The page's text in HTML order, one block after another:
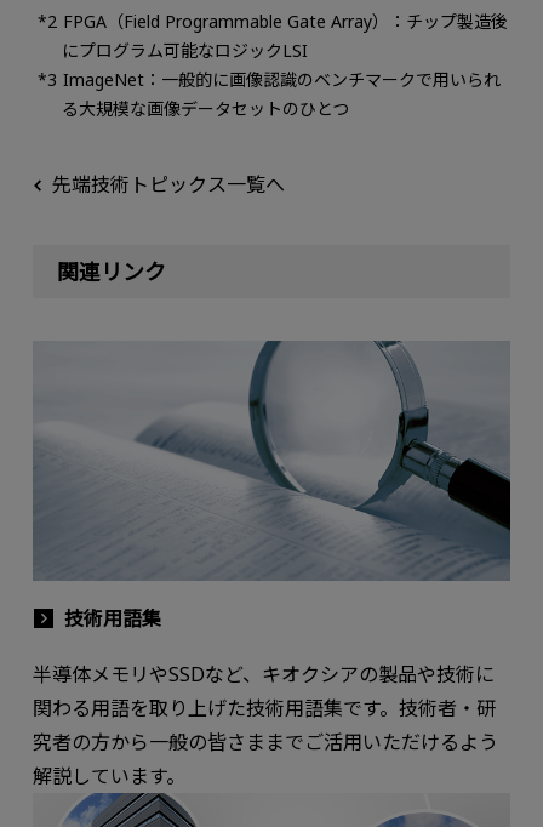
FPGA（Field Programmable Gate Array）：チップ製造後
にプログラム可能なロジックLSI
ImageNet：一般的に画像認識のベンチマークで用いられ
る大規模な画像データセットのひとつ
先端技術トピックス一覧へ
関連リンク
技術用語集
半導体メモリやSSDなど、キオクシアの製品や技術に
関わる用語を取り上げた技術用語集です。技術者・研
究者の方から一般の皆さままでご活用いただけるよう
解説しています。